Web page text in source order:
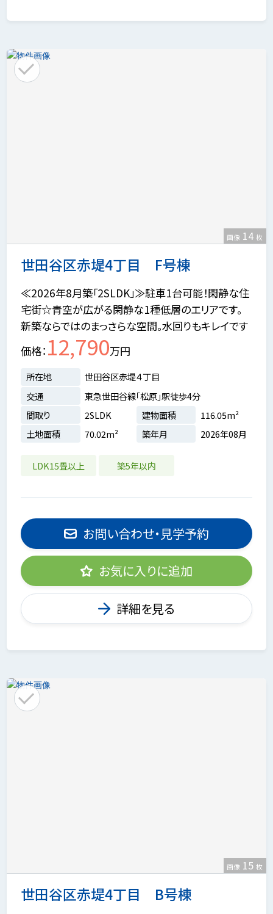
世田谷区赤堤4丁目 F号棟
画像 14 枚
≪2026年8月築「2SLDK」≫駐車1台可能！閑静な住
宅街☆青空が広がる閑静な1種低層のエリアです。
新築ならではのまっさらな空間。水回りもキレイです
価格 12,790万円
所在地
世田谷区赤堤４丁目
交通
東急世田谷線「松原」駅徒歩4分
間取り
2SLDK 建物面積
116.05m²
土地面積
70.02m² 築年月 2026年08月
LDK15畳以上 築5年以内
お問い合わせ・見学予約
お気に入りに追加
詳細を見る
世田谷区赤堤4丁目 B号棟
画像 15 枚